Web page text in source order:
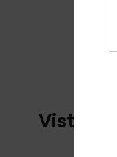
Vistos